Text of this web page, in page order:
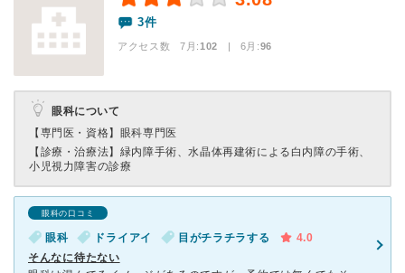
3件
アクセス数 7月:102 | 6月:96
眼科について
【専門医・資格】 眼科専門医
【診療・治療法】 緑内障手術、水晶体再建術による白内障の手術、
小児視力障害の診療
眼科の口コミ
眼科 ドライアイ 目がチラチラする
4.0
そんなに待たない